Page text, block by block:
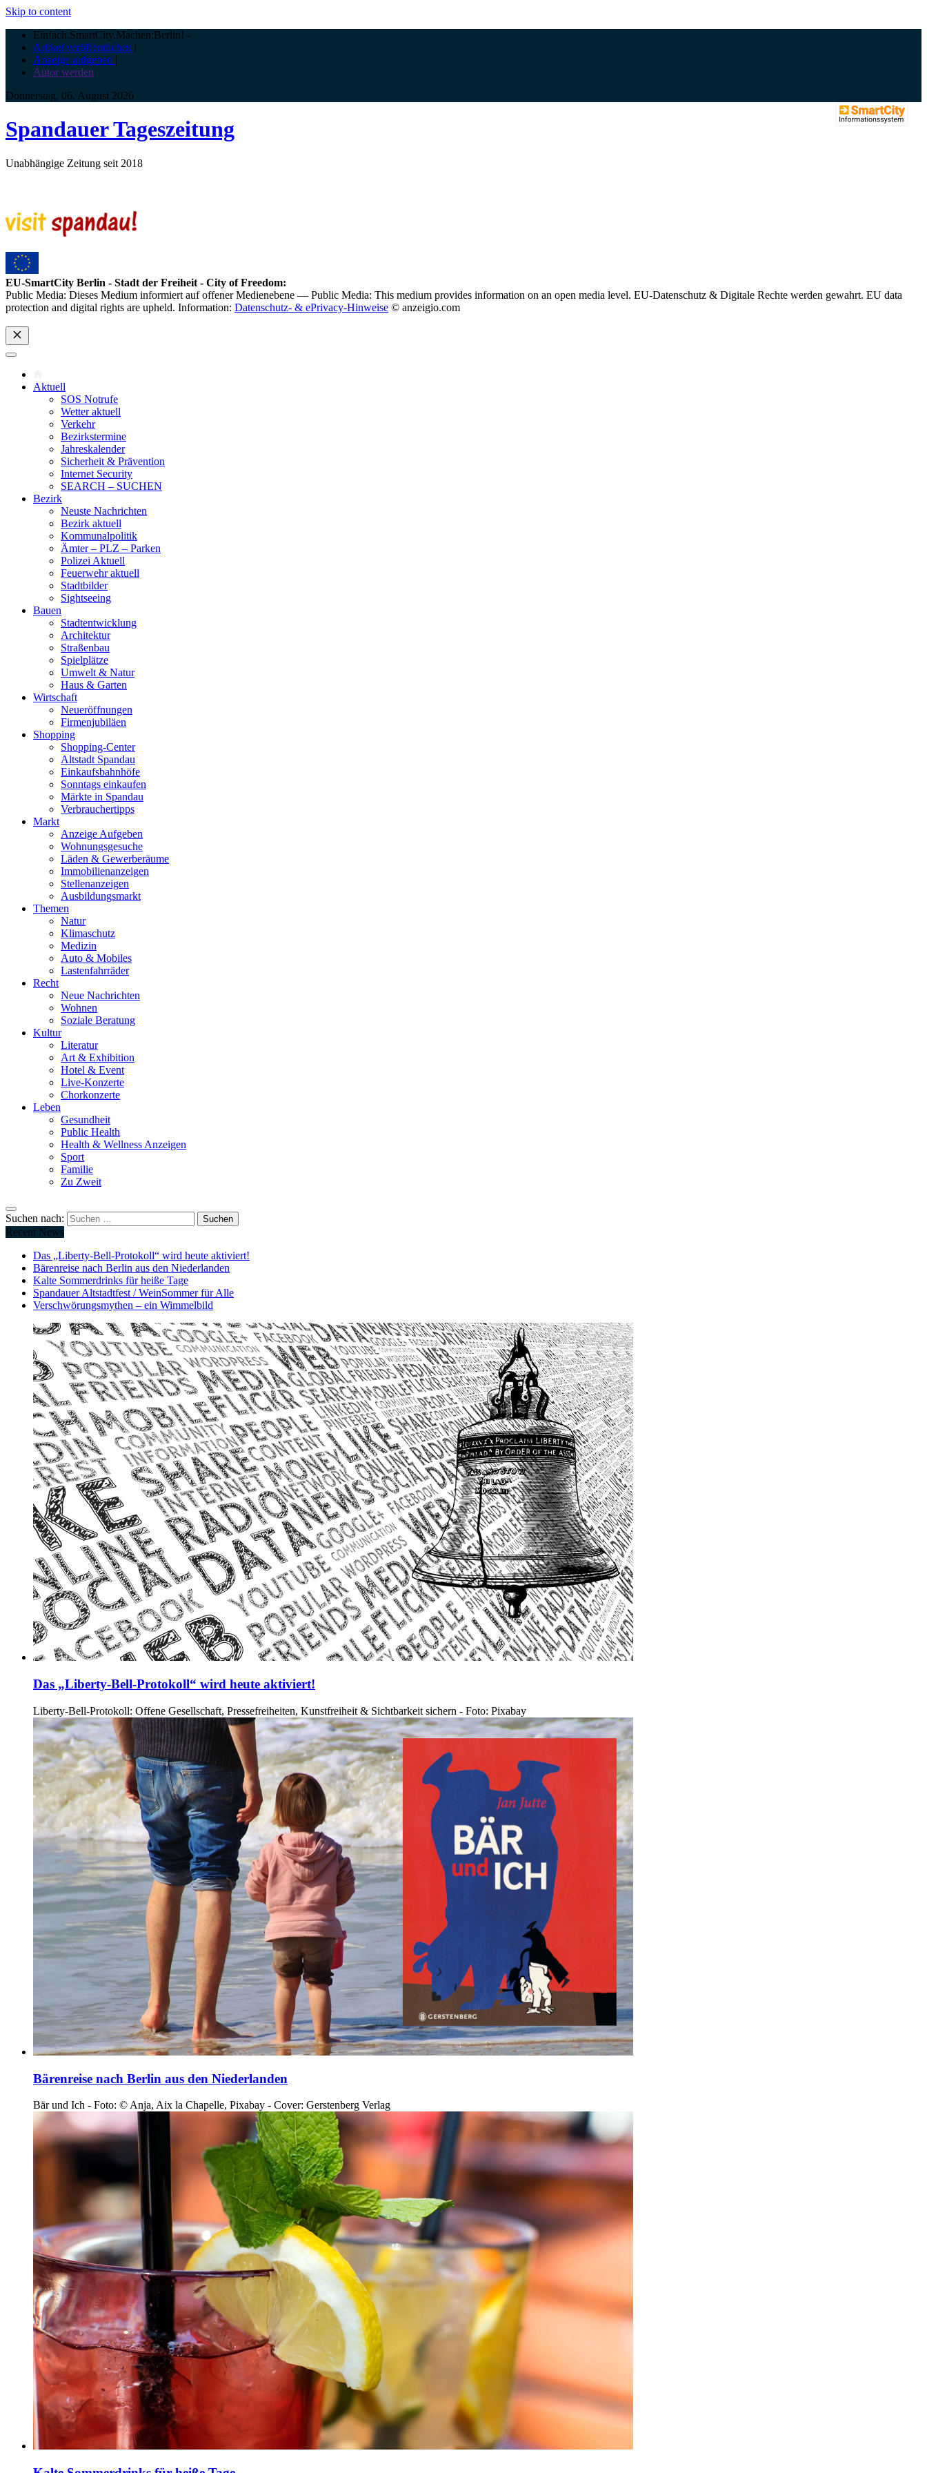
Skip to content
Einfach.SmartCity.Machen:Berlin! -
Artikel veröffentlichen |
Anzeige aufgeben |
Autor werden
Donnerstag, 06. August 2026
Spandauer Tageszeitung
Unabhängige Zeitung seit 2018
EU-SmartCity Berlin - Stadt der Freiheit - City of Freedom:
Public Media: Dieses Medium informiert auf offener Medienebene — Public Media: This medium provides information on an open media level. EU-Datenschutz & Digitale Rechte werden gewahrt. EU data
protection and digital rights are upheld. Information: Datenschutz- & ePrivacy-Hinweise © anzeigio.com
Aktuell
SOS Notrufe
Wetter aktuell
Verkehr
Bezirkstermine
Jahreskalender
Sicherheit & Prävention
Internet Security
SEARCH – SUCHEN
Bezirk
Neuste Nachrichten
Bezirk aktuell
Kommunalpolitik
Ämter – PLZ – Parken
Polizei Aktuell
Feuerwehr aktuell
Stadtbilder
Sightseeing
Bauen
Stadtentwicklung
Architektur
Straßenbau
Spielplätze
Umwelt & Natur
Haus & Garten
Wirtschaft
Neueröffnungen
Firmenjubiläen
Shopping
Shopping-Center
Altstadt Spandau
Einkaufsbahnhöfe
Sonntags einkaufen
Märkte in Spandau
Verbrauchertipps
Markt
Anzeige Aufgeben
Wohnungsgesuche
Läden & Gewerberäume
Immobilienanzeigen
Stellenanzeigen
Ausbildungsmarkt
Themen
Natur
Klimaschutz
Medizin
Auto & Mobiles
Lastenfahrräder
Recht
Neue Nachrichten
Wohnen
Soziale Beratung
Kultur
Literatur
Art & Exhibition
Hotel & Event
Live-Konzerte
Chorkonzerte
Leben
Gesundheit
Public Health
Health & Wellness Anzeigen
Sport
Familie
Zu Zweit
Suchen nach:
Recent News
Das „Liberty-Bell-Protokoll“ wird heute aktiviert!
Bärenreise nach Berlin aus den Niederlanden
Kalte Sommerdrinks für heiße Tage
Spandauer Altstadtfest / WeinSommer für Alle
Verschwörungsmythen – ein Wimmelbild
Das „Liberty-Bell-Protokoll“ wird heute aktiviert!
Liberty-Bell-Protokoll: Offene Gesellschaft, Pressefreiheiten, Kunstfreiheit & Sichtbarkeit sichern - Foto: Pixabay
Bärenreise nach Berlin aus den Niederlanden
Bär und Ich - Foto: © Anja, Aix la Chapelle, Pixabay - Cover: Gerstenberg Verlag